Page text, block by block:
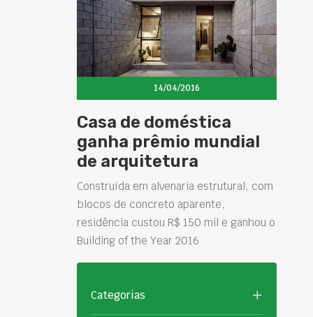
14/04/2016
Casa de doméstica
ganha prêmio mundial
de arquitetura
Construída em alvenaria estrutural, com
blocos de concreto aparente,
residência custou R$ 150 mil e ganhou o
Building of the Year 2016
Categorias